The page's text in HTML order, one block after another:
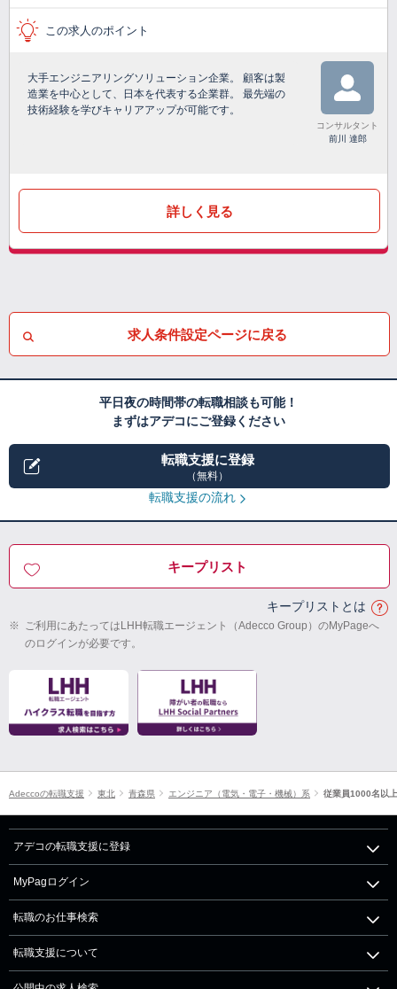
この求人のポイント
大手エンジニアリングソリューション企業。 顧客は製
造業を中心として、日本を代表する企業群。 最先端の
技術経験を学びキャリアアップが可能です。
コンサルタント
前川 達郎
詳しく見る
求人条件設定ページに戻る
平日夜の時間帯の転職相談も可能！
まずはアデコにご登録ください
転職支援に登録
（無料）
転職支援の流れ
キープリスト
キープリストとは
※ ご利用にあたってはLHH転職エージェント（Adecco Group）のMyPageへ
のログインが必要です。
Adeccoの転職支援 東北 青森県 エンジニア（電気・電子・機械）系 従業員1000名以上
アデコの転職支援に登録
MyPagログイン
転職のお仕事検索
転職支援について